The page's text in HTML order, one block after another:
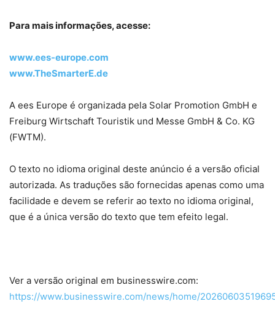
Para mais informações, acesse:
www.ees-europe.com
www.TheSmarterE.de
A ees Europe é organizada pela Solar Promotion GmbH e
Freiburg Wirtschaft Touristik und Messe GmbH & Co. KG
(FWTM).
O texto no idioma original deste anúncio é a versão oficial
autorizada. As traduções são fornecidas apenas como uma
facilidade e devem se referir ao texto no idioma original,
que é a única versão do texto que tem efeito legal.
Ver a versão original em businesswire.com:
https://www.businesswire.com/news/home/